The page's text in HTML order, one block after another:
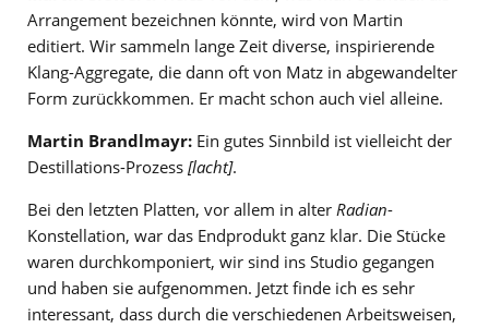
Arrangement bezeichnen könnte, wird von Martin
editiert. Wir sammeln lange Zeit diverse, inspirierende
Klang-Aggregate, die dann oft von Matz in abgewandelter
Form zurückkommen. Er macht schon auch viel alleine.
Martin Brandlmayr: Ein gutes Sinnbild ist vielleicht der
Destillations-Prozess [lacht].
Bei den letzten Platten, vor allem in alter Radian-
Konstellation, war das Endprodukt ganz klar. Die Stücke
waren durchkomponiert, wir sind ins Studio gegangen
und haben sie aufgenommen. Jetzt finde ich es sehr
interessant, dass durch die verschiedenen Arbeitsweisen,